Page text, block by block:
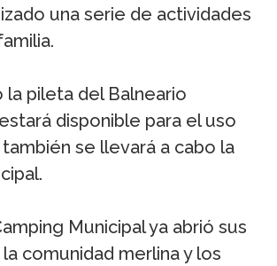
una serie de actividades
la pileta del Balneario
disponible para el uso
se llevará a cabo la
Municipal ya abrió sus
comunidad merlina y los